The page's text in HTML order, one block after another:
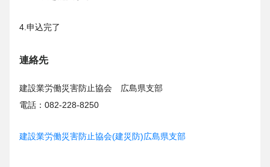
4.申込完了
連絡先
建設業労働災害防止協会 広島県支部
電話：082-228-8250
建設業労働災害防止協会(建災防)広島県支部